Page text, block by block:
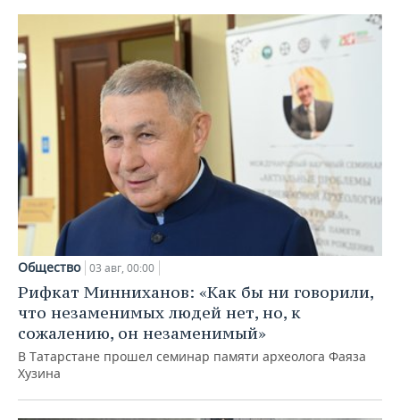
Общество 03 авг, 00:00
Рифкат Минниханов: «Как бы ни говорили,
что незаменимых людей нет, но, к
сожалению, он незаменимый»
В Татарстане прошел семинар памяти археолога Фаяза
Хузина